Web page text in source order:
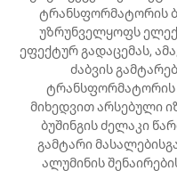
ტრანსფორმატორის
უზრუნველყოფს
ეფექტურ გადაცემას,
ძაბვის
ტრანსფორმატორის
მიხედვით არსებული
ბუშინგის ძელაკი
გამტარი
ალუმინის